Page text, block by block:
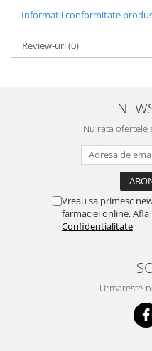
Informatii conformitate
Review-uri(0)
Nu rata ofertele
Vreau sa primesc
farmaciei online.
Confidentialitate
Urmareste-